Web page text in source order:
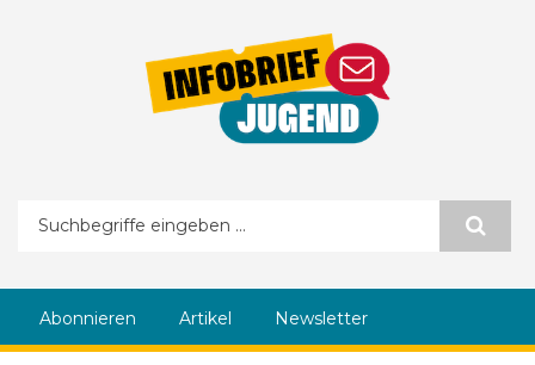
Suchformular
Abonnieren Artikel Newsletter